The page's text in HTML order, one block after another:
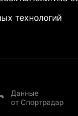
технологий
Данные
от Спортрадар